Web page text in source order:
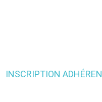
INSCRIPTION